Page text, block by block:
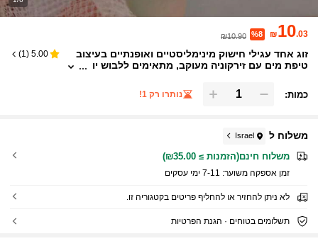
₪10.03
%8
₪10.90
זוג אחד עגילי חישוק מינימליסטיים ואופנתיים בעיצוב
טיפת מים עם זירקוניה מעוקב, מתאימים ללבוש יו
5.00
(
1
)
כמות: נותרו רק 1!
משלוח ל Israel
משלוח חינם(הזמנות ≥ ₪35.00)
זמן אספקה ​​משוער: 7-11 ימי עסקים
לא ניתן להחזיר או להחליף פריטים בקטגוריה זו.
תשלומים בטוחים · הגנת הפרטיות